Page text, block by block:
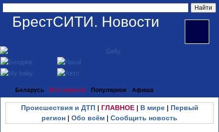
БрестСИТИ. Новости
Беларусь Все новости Популярное Афиша
Происшествия и ДТП| ГЛАВНОЕ| В мире| Первый
регион | Обо всём | Сообщить новость